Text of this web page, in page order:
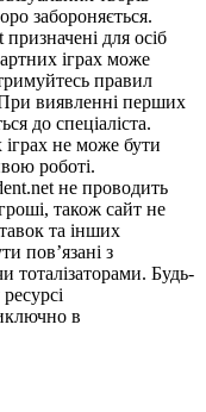
забороняється.
для осіб
іграх може
правил
виявленні перших
до спеціаліста.
не може бути
роботі.
не проводить
також сайт не
та інших
пов’язані з
тоталізаторами. Будь-
в